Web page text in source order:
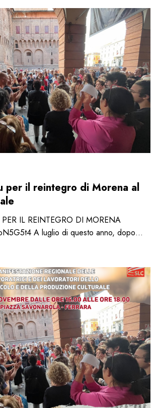
per il reintegro di Morena al
IL REINTEGRO DI MORENA
A luglio di questo anno, dopo…